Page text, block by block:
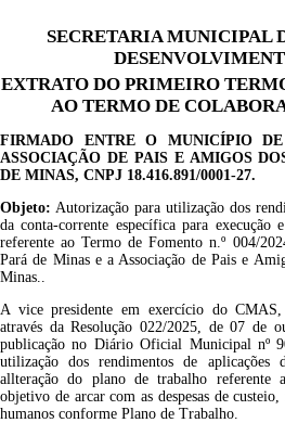
SECRETARIA MUNICIPAL
EXTRATO DO PRIMEIRO
AO TERMO DE
FIRMADO ENTRE O MUNICÍPIO
ASSOCIAÇÃO DE PAIS E AMIGOS
DE MINAS, CNPJ 18.416.891/0001-27.
Objeto: Autorização para utilização dos
da conta-corrente específica para execução
referente ao Termo de Fomento n.º 004/202
Pará de Minas e aAssociação de Pais e
Minas..
A vice presidente em exercício do
através da Resolução 022/2025, de 07 de
publicação no Diário Oficial Municipal nº
utilização dos rendimentos de aplicações
allteração do plano de trabalho
objetivo de arcar com as despesas de
humanos conforme Plano de Trabalho.